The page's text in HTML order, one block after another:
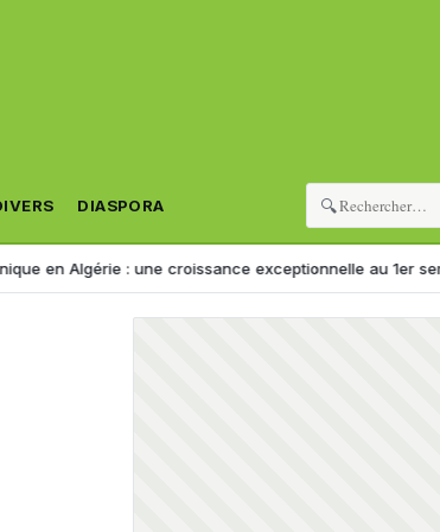
DIASPORA 🔍
: une croissance exceptionnelle au 1er semestre 2026